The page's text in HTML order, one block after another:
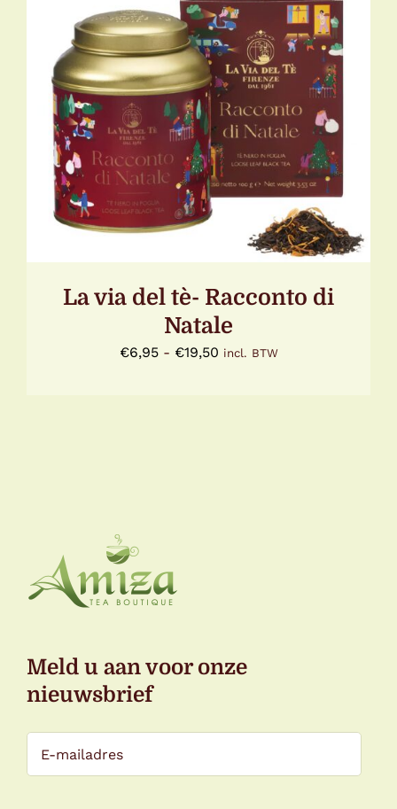
OPTIES SELECTEREN
DIT
PRODUCT
HEEFT
MEERDERE
VARIATIES.
OPTIE
GEKOZEN
WORDEN
OP
PRODUCTPAGINA
DETAILS
La via del tè- Racconto di
Natale
€6,95 - €19,50Prijsklasse:
incl. BTW
Meld u aan voor onze
nieuwsbrief